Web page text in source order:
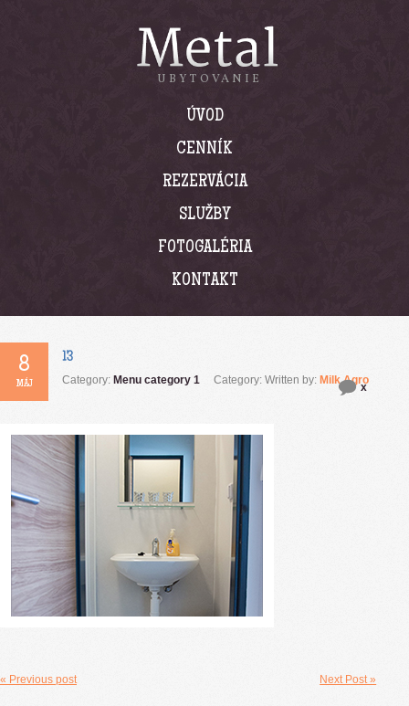
UBYTOVANIE
ÚVOD
CENNÍK
REZERVÁCIA
KONTAKT
FOTOGALÉRIA
SLUŽBY
8
MÁJ Category: Menu category 1 Category: Written by: Milk Agro
x
« Previous post Next Post »